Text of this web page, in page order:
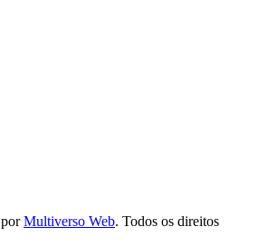
porMultiverso Web. Todos os direitos